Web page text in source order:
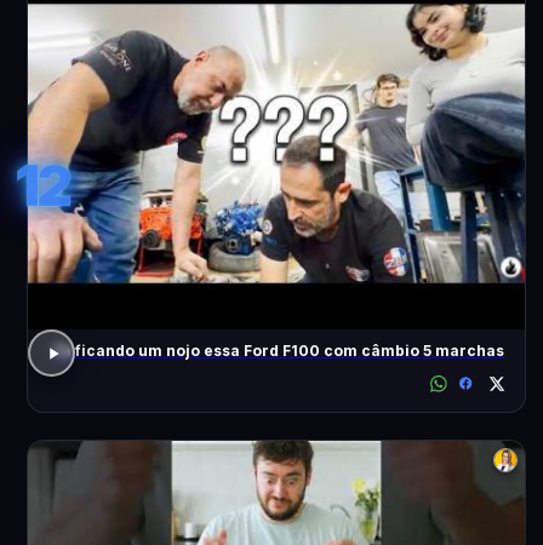
12
Tá ficando um nojo essa Ford F100 com câmbio 5 marchas